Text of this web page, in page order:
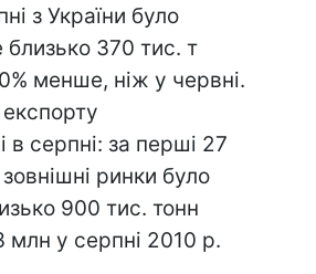
з України було
370 тис. т
менше, ніж у червні.
в серпні: за перші 27
ринки було
900 тис. тонн
млн у серпні 2010 р.